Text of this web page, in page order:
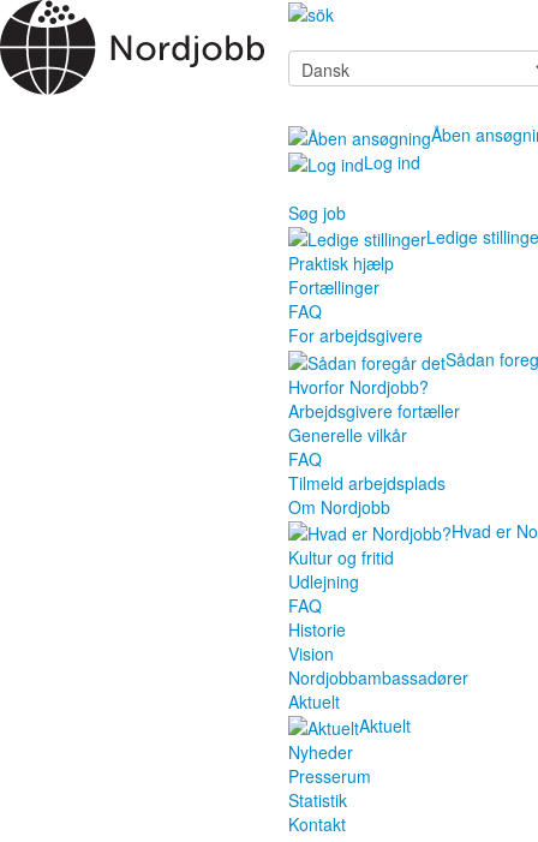
Åben
Log ind
Søg job
Ledige
Praktisk hjælp
Fortællinger
FAQ
For arbejdsgivere
Sådan
Hvorfor Nordjobb?
Arbejdsgivere fortæller
Generelle vilkår
FAQ
Tilmeld arbejdsplads
Om Nordjobb
Hvad er
Kultur og fritid
Udlejning
FAQ
Historie
Vision
Nordjobbambassadører
Aktuelt
Aktuelt
Nyheder
Presserum
Statistik
Kontakt